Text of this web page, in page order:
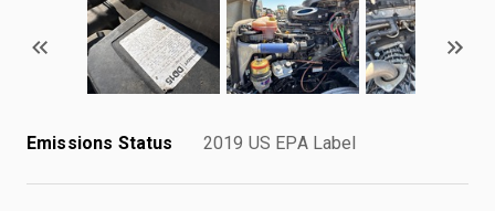
Emissions Status 2019 US EPA Label